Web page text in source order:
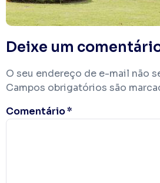
Deixe um
O seu endereço de e-mail não
Campos obrigatórios são
Comentário*